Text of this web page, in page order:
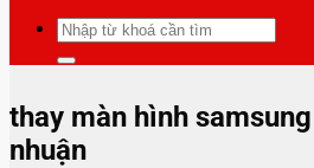
Tìm
kiếm:
thay màn hình
nhuận